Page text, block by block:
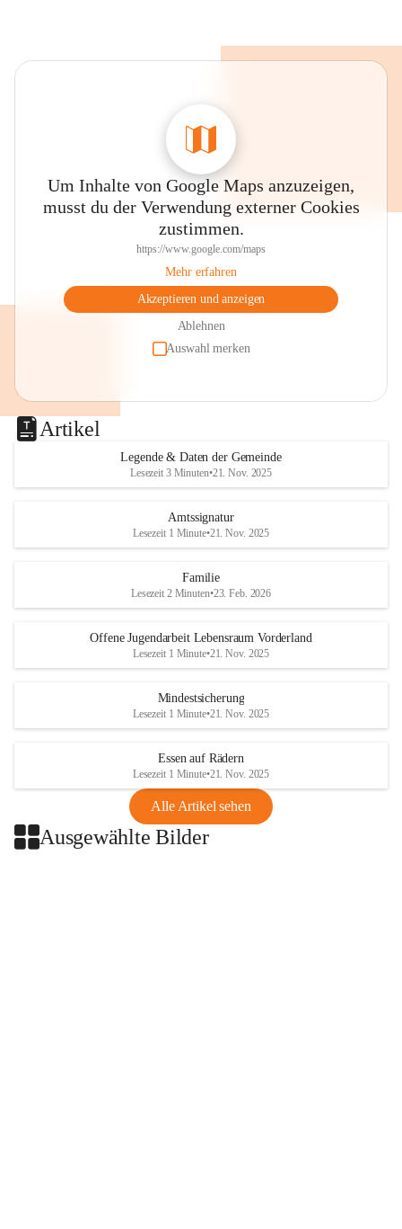
Um Inhalte von Google Maps anzuzeigen,
musst du der Verwendung externer Cookies
zustimmen.
https://www.google.com/maps
Mehr erfahren
Akzeptieren und anzeigen
Ablehnen
Auswahl merken
Artikel
Legende & Daten der Gemeinde
Lesezeit 3 Minuten•21. Nov. 2025
Amtssignatur
Lesezeit 1 Minute•21. Nov. 2025
Familie
Lesezeit 2 Minuten•23. Feb. 2026
Offene Jugendarbeit Lebensraum Vorderland
Lesezeit 1 Minute•21. Nov. 2025
Mindestsicherung
Lesezeit 1 Minute•21. Nov. 2025
Essen auf Rädern
Lesezeit 1 Minute•21. Nov. 2025
Alle Artikel sehen
Ausgewählte Bilder